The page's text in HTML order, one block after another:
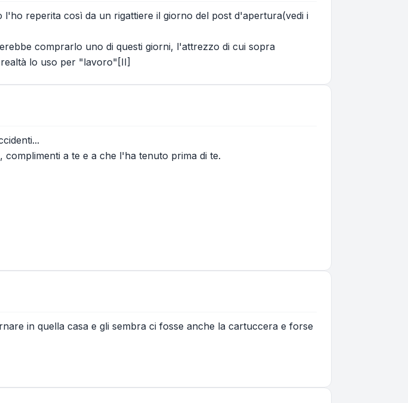
reperita così da un rigattiere il giorno del post d'apertura(vedi i
comprarlo uno di questi giorni, l'attrezzo di cui sopra
lo uso per "lavoro"[II]
a te e a che l'ha tenuto prima di te.
in quella casa e gli sembra ci fosse anche la cartuccera e forse